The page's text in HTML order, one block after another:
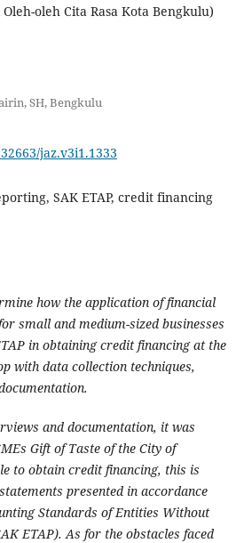
oleh Cita Rasa Kota Bengkulu)
SH, Bengkulu
jaz.v3i1.1333
SAK ETAP, credit financing
how the application of financial
small and medium-sized businesses
in obtaining credit financing at the
with data collection techniques,
and documentation, it was
Gift of Taste of the City of
to obtain credit financing, this is
presented in accordance
Standards of Entities Without
ETAP). As for the obstacles faced